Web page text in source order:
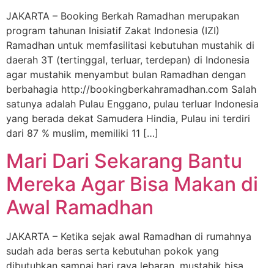
JAKARTA – Booking Berkah Ramadhan merupakan
program tahunan Inisiatif Zakat Indonesia (IZI)
Ramadhan untuk memfasilitasi kebutuhan mustahik di
daerah 3T (tertinggal, terluar, terdepan) di Indonesia
agar mustahik menyambut bulan Ramadhan dengan
berbahagia http://bookingberkahramadhan.com Salah
satunya adalah Pulau Enggano, pulau terluar Indonesia
yang berada dekat Samudera Hindia, Pulau ini terdiri
dari 87 % muslim, memiliki 11 […]
Mari Dari Sekarang Bantu
Mereka Agar Bisa Makan di
Awal Ramadhan
JAKARTA – Ketika sejak awal Ramadhan di rumahnya
sudah ada beras serta kebutuhan pokok yang
dibutuhkan sampai hari raya lebaran, mustahik bisa